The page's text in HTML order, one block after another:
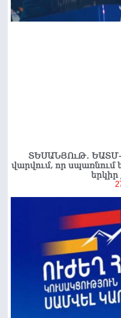
ՏԵՍԱՆՅՈւԹ․ ԵԱՏՄ-
վարվում, որ սպառնում
երկիր